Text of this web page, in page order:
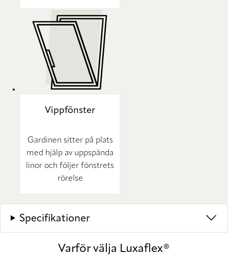
Vippfönster
Gardinen sitter på plats
med hjälp av uppspända
linor och följer fönstrets
rörelse
Specifikationer
Varför välja Luxaflex®